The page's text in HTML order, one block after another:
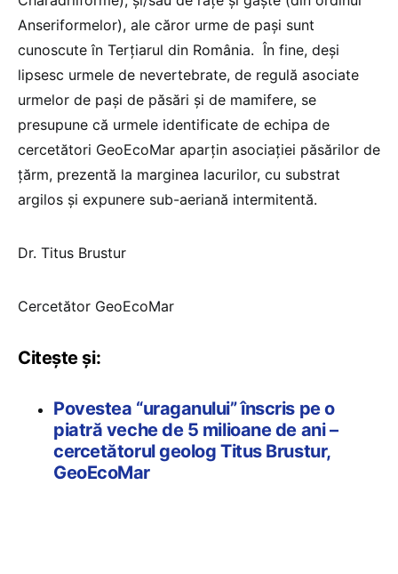
Anseriformelor), ale căror urme de pași sunt
cunoscute în Terțiarul din România. În fine, deși
lipsesc urmele de nevertebrate, de regulă asociate
urmelor de pași de păsări și de mamifere, se
presupune că urmele identificate de echipa de
cercetători GeoEcoMar aparțin asociației păsărilor de
țărm, prezentă la marginea lacurilor, cu substrat
argilos și expunere sub-aeriană intermitentă.
Dr. Titus Brustur
Cercetător GeoEcoMar
Citește și:
Povestea “uraganului” înscris pe o
piatră veche de 5 milioane de ani –
cercetătorul geolog Titus Brustur,
GeoEcoMar